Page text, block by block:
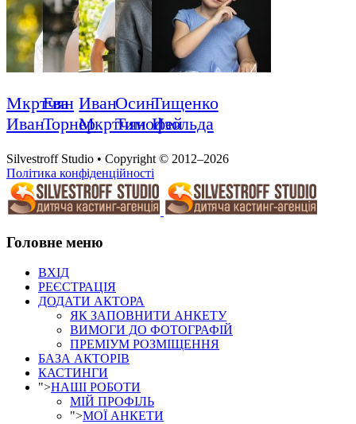
Мкртчян
Иван
Ева
Торнер
Иван
Мкртчян
Осин
Тимофей
Тищенко
Изольда
Silvestroff Studio • Copyright © 2012–2026
Політика конфіденційності
Головне меню
ВХІД
РЕЄСТРАЦІЯ
ДОДАТИ АКТОРА
ЯК ЗАПОВНИТИ АНКЕТУ
ВИМОГИ ДО ФОТОГРАФІЙ
ПРЕМІУМ РОЗМІЩЕННЯ
БАЗА АКТОРІВ
КАСТИНГИ
">НАШІ РОБОТИ
МІЙ ПРОФІЛЬ
">МОЇ АНКЕТИ